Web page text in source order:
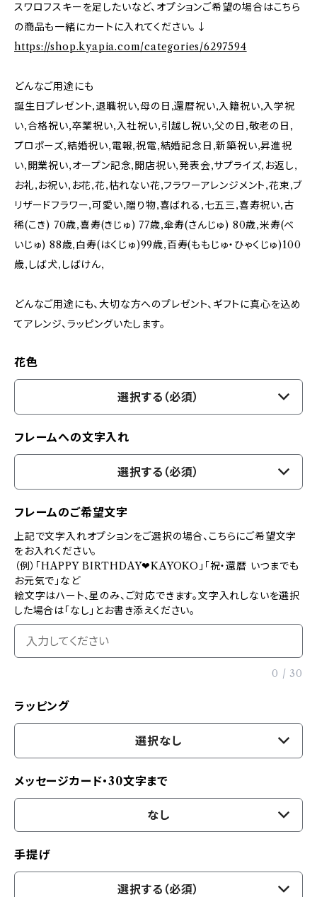
スワロフスキーを足したいなど、オプションご希望の場合はこちら
の商品も一緒にカートに入れてください。↓
https://shop.kyapia.com/categories/6297594
どんなご用途にも
誕生日プレゼント,退職祝い,母の日,還暦祝い,入籍祝い,入学祝
い,合格祝い,卒業祝い,入社祝い,引越し祝い,父の日,敬老の日,
プロポーズ,結婚祝い,電報,祝電,結婚記念日,新築祝い,昇進祝
い,開業祝い,オープン記念,開店祝い,発表会,サプライズ,お返し,
お礼,お祝い,お花,花,枯れない花,フラワーアレンジメント,花束,ブ
リザードフラワー,可愛い,贈り物,喜ばれる,七五三,喜寿祝い,古
稀(こき) 70歳,喜寿(きじゅ) 77歳,傘寿(さんじゅ) 80歳,米寿(べ
いじゅ) 88歳,白寿(はくじゅ)99歳,百寿(ももじゅ・ひゃくじゅ)100
歳,しば犬,しばけん,
どんなご用途にも、大切な方へのプレゼント、ギフトに真心を込め
てアレンジ、ラッピングいたします。
花色
選択する（必須）
フレームへの文字入れ
選択する（必須）
フレームのご希望文字
上記で文字入れオプションをご選択の場合、こちらにご希望文字
をお入れください。
（例）「HAPPY BIRTHDAY❤KAYOKO」「祝・還暦 いつまでも
お元気で」など
絵文字はハート、星のみ、ご対応できます。文字入れしないを選択
した場合は「なし」とお書き添えください。
0 / 30
ラッピング
選択なし
メッセージカード・30文字まで
なし
手提げ
選択する（必須）